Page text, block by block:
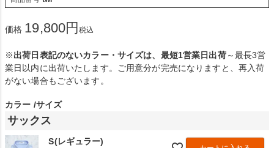
価格 19,800 税込
※出荷日表記のないカラー・サイズは、最短1営業日出荷～最長3営
業日以内に出荷いたします。ご用意分が完売になりますと、再入荷
がない場合もございます。
カラー サイズ
サックス
S(レギュラー)